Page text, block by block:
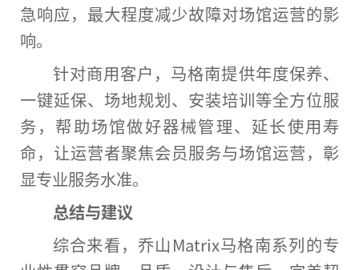
急响应，最大程度减少故障对场馆运营的影
响。
针对商用客户，马格南提供年度保养、
一键延保、场地规划、安装培训等全方位服
务，帮助场馆做好器械管理、延长使用寿
命，让运营者聚焦会员服务与场馆运营，彰
显专业服务水准。
总结与建议
综合来看，乔山Matrix马格南系列的专